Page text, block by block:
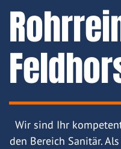
Wir sind Ihr
den Bereich Sanitär.